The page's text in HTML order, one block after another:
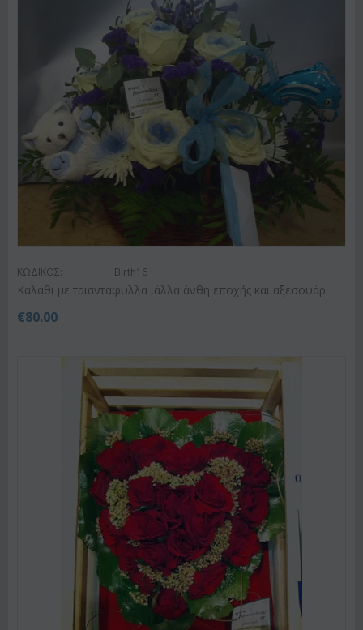
ΚΩΔΙΚΟΣ: Birth16
Καλάθι με τριαντάφυλλα ,άλλα άνθη εποχής και αξεσουάρ.
€80.00